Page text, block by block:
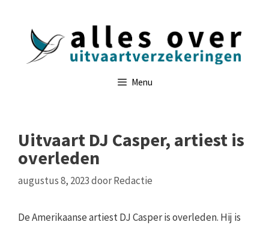
Menu
Uitvaart DJ Casper, artiest is
overleden
augustus 8, 2023doorRedactie
De Amerikaanse artiest DJ Casper is overleden. Hij is